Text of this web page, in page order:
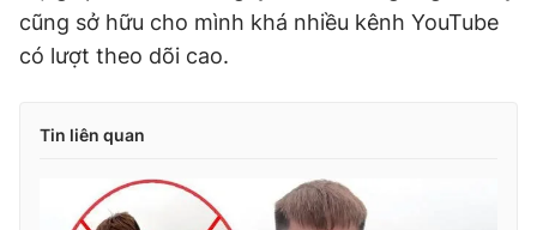
cũng sở hữu cho mình khá nhiều kênh YouTube
có lượt theo dõi cao.
Tin liên quan